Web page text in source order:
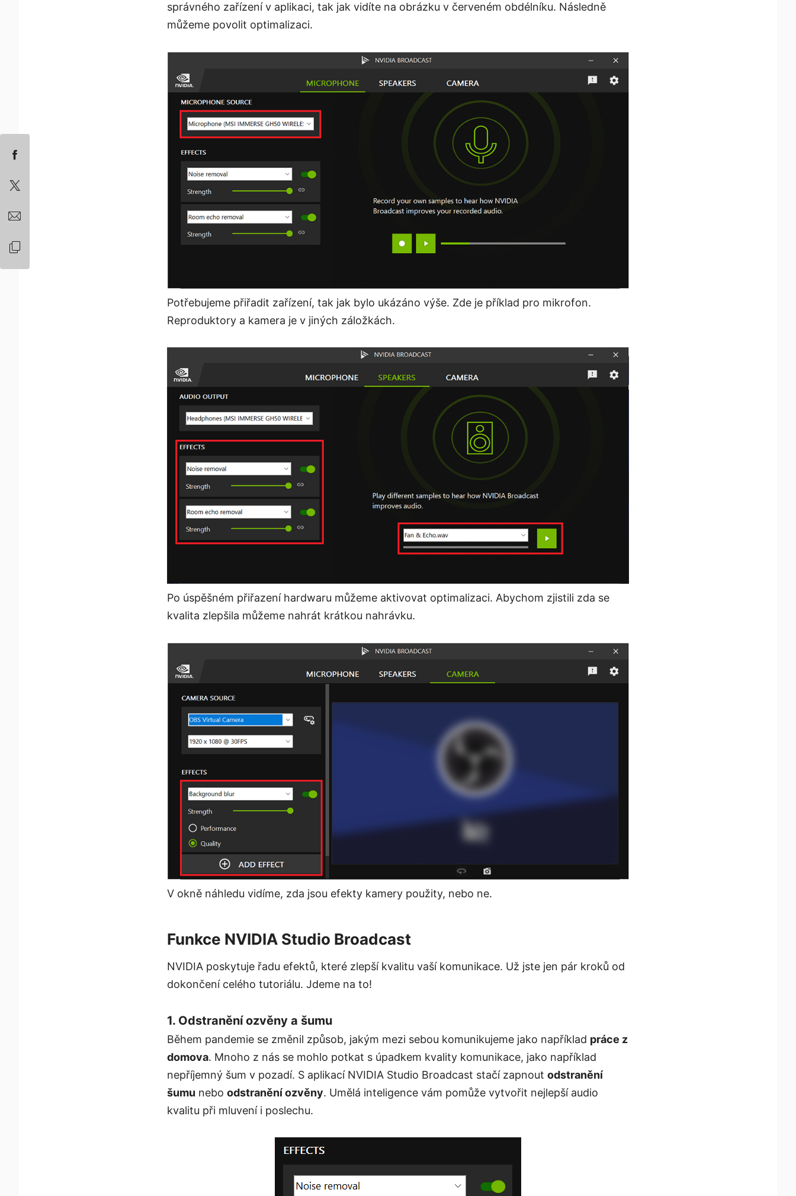
správného zařízení v aplikaci, tak jak vidíte na obrázku v červeném obdélníku. Následně
můžeme povolit optimalizaci.
Potřebujeme přiřadit zařízení, tak jak bylo ukázáno výše. Zde je příklad pro mikrofon.
Reproduktory a kamera je v jiných záložkách.
Po úspěšném přiřazení hardwaru můžeme aktivovat optimalizaci. Abychom zjistili zda se
kvalita zlepšila můžeme nahrát krátkou nahrávku.
V okně náhledu vidíme, zda jsou efekty kamery použity, nebo ne.
Funkce NVIDIA Studio Broadcast
NVIDIA poskytuje řadu efektů, které zlepší kvalitu vaší komunikace. Už jste jen pár kroků od
dokončení celého tutoriálu. Jdeme na to!
1. Odstranění ozvěny a šumu
Během pandemie se změnil způsob, jakým mezi sebou komunikujeme jako například práce z
domova. Mnoho z nás se mohlo potkat s úpadkem kvality komunikace, jako například
nepříjemný šum v pozadí. S aplikací NVIDIA Studio Broadcast stačí zapnout odstranění
šumu nebo odstranění ozvěny. Umělá inteligence vám pomůže vytvořit nejlepší audio
kvalitu při mluvení i poslechu.